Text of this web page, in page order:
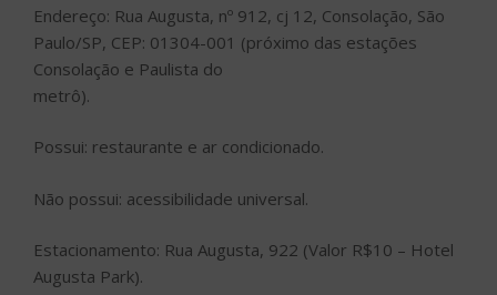
Endereço: Rua Augusta, nº 912, cj 12, Consolação, São
Paulo/SP, CEP: 01304-001 (próximo das estações
Consolação e Paulista do
metrô).
Possui: restaurante e ar condicionado.
Não possui: acessibilidade universal.
Estacionamento: Rua Augusta, 922 (Valor R$10 – Hotel
Augusta Park).